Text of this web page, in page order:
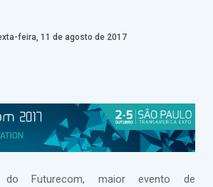
feira, 11 de agosto de 2017
Futurecom, maior evento de